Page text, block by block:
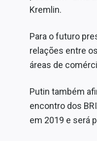
Kremlin.
Para o futuro
relações entre
áreas de
Putin também
encontro dos
em 2019 e será